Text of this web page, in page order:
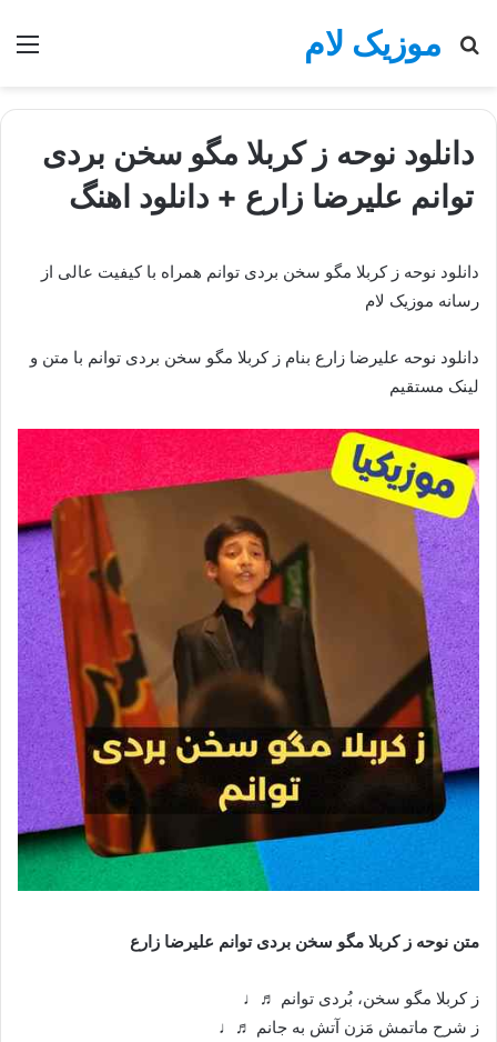
موزیک لام
جستجو
دانلود نوحه ز کربلا مگو سخن بردی
توانم علیرضا زارع + دانلود اهنگ
دانلود نوحه ز کربلا مگو سخن بردی توانم همراه با کیفیت عالی از
رسانه موزیک لام
دانلود نوحه علیرضا زارع بنام ز کربلا مگو سخن بردی توانم با متن و
لینک مستقیم
متن نوحه ز کربلا مگو سخن بردی توانم علیرضا زارع
ز کربلا مگو سخن، بُردی توانم ♬♩
ز شرح ماتمش مَزن آتش به جانم ♬♩